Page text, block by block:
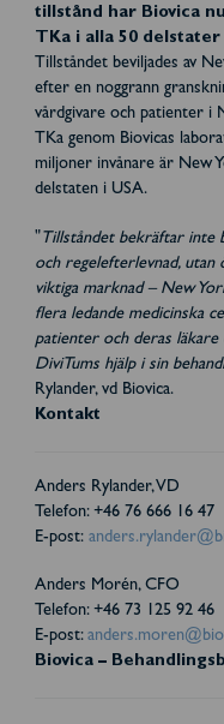
tillstånd har Biovica
TKa i alla 50
Tillståndet beviljades av
efter en noggrann
vårdgivare och patienter i
TKa genom Biovicas
miljoner invånare är New
delstaten i USA.
"Tillståndet bekräftar inte
och regelefterlevnad, utan
viktiga marknad – New
flera ledande medicinska
patienter och deras läkare
DiviTums hjälp i sin
Rylander, vd Biovica.
Kontakt
Anders Rylander, VD
Telefon: +46 76 666 16 47
E-post:
Anders Morén, CFO
Telefon: +46 73 125 92 46
E-post:
Biovica –